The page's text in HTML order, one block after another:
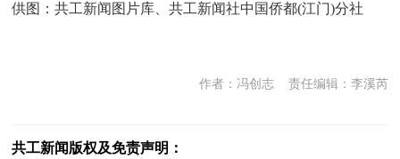
供图：共工新闻图片库、共工新闻社中国侨都(江门)分社
作者：冯创志 责任编辑：李溪芮
共工新闻版权及免责声明：